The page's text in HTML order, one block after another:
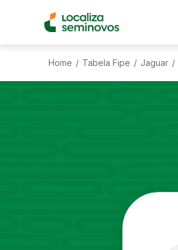
Home / Tabela Fipe / Jaguar /